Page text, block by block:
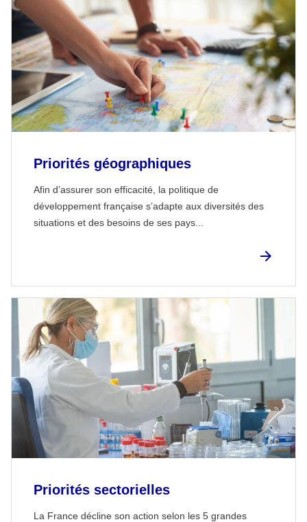
Priorités géographiques
Afin d’assurer son efficacité, la politique de
développement française s’adapte aux diversités des
situations et des besoins de ses pays...
Priorités sectorielles
La France décline son action selon les 5 grandes